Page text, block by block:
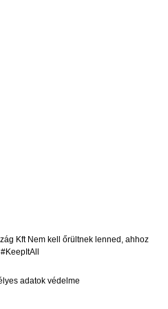
Kft Nem kell őrültnek lenned, ahhoz
adatok védelme